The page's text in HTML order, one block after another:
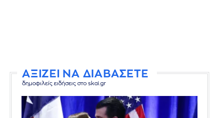
ΑΞΙΖΕΙ ΝΑ ΔΙΑΒΑΣΕΤΕ
δημοφιλείς ειδήσεις στο skai.gr